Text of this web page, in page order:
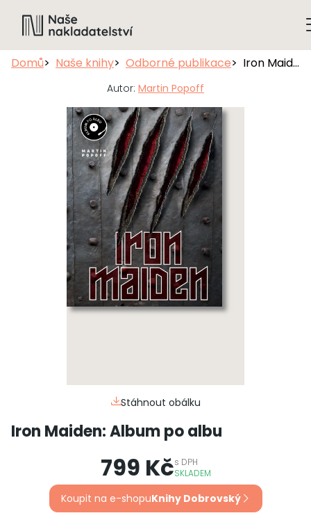
Domů Naše knihy Odborné publikace Iron Maiden: Album po albu
Autor: Martin Popoff
Stáhnout obálku
Iron Maiden: Album po albu
799 Kčs DPH
SKLADEM
Koupit na e-shopuKnihy Dobrovský